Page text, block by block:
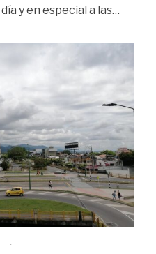
y en especial a las…